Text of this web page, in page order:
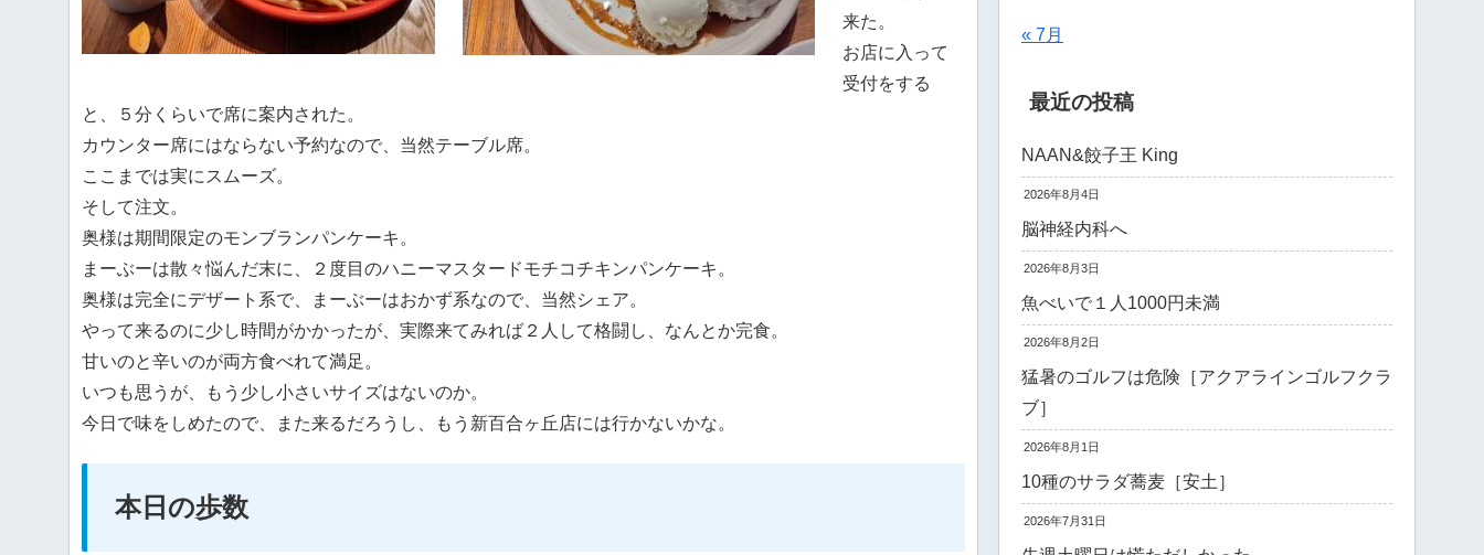
来た。
お店に入って
受付をする
と、５分くらいで席に案内された。
カウンター席にはならない予約なので、当然テーブル席。
ここまでは実にスムーズ。
そして注文。
奥様は期間限定のモンブランパンケーキ。
まーぶーは散々悩んだ末に、２度目のハニーマスタードモチコチキンパンケーキ。
奥様は完全にデザート系で、まーぶーはおかず系なので、当然シェア。
やって来るのに少し時間がかかったが、実際来てみれば２人して格闘し、なんとか完食。
甘いのと辛いのが両方食べれて満足。
いつも思うが、もう少し小さいサイズはないのか。
今日で味をしめたので、また来るだろうし、もう新百合ヶ丘店には行かないかな。
本日の歩数
« 7月
最近の投稿
NAAN&餃子王 King
2026年8月4日
脳神経内科へ
2026年8月3日
魚べいで１人1000円未満
2026年8月2日
猛暑のゴルフは危険［アクアラインゴルフクラ
ブ］
2026年8月1日
10種のサラダ蕎麦［安土］
2026年7月31日